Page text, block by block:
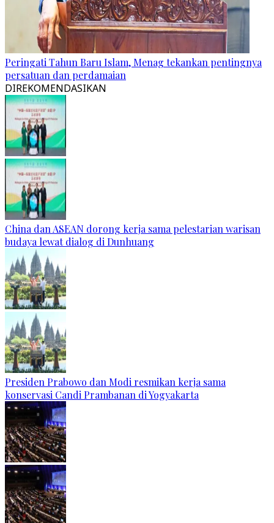
Peringati Tahun Baru Islam, Menag tekankan pentingnya
persatuan dan perdamaian
DIREKOMENDASIKAN
China dan ASEAN dorong kerja sama pelestarian warisan
budaya lewat dialog di Dunhuang
Presiden Prabowo dan Modi resmikan kerja sama
konservasi Candi Prambanan di Yogyakarta